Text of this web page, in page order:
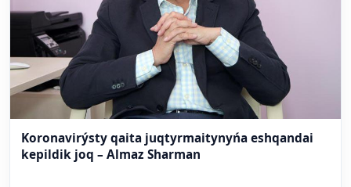
Koronavirýsty qaita juqtyrmaitynyńa eshqandai
kepildik joq – Almaz Sharman